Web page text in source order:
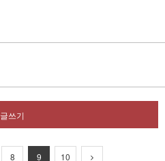
글쓰기
8 9 10